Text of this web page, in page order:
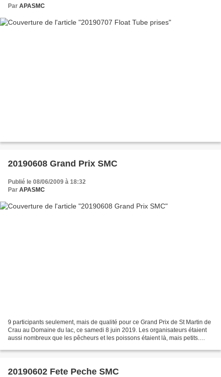
Par APASMC
20190608 Grand Prix SMC
Publié le 08/06/2009 à 18:32
Par APASMC
9 participants seulement, mais de qualité pour ce Grand Prix de St Martin de
Crau au Domaine du lac, ce samedi 8 juin 2019. Les organisateurs étaient
aussi nombreux que les pêcheurs et les poissons étaient là, mais petits.
20190602 Fete Peche SMC